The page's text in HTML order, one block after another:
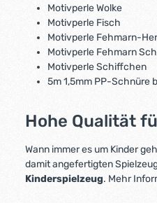
Motivperle Wolke
Motivperle Fisch
Motivperle Fehmarn-
Motivperle Fehmarn
Motivperle Schiffchen
5m 1,5mm PP-Schnüre
Hohe Qualität
Wann immer es um Kinder
damit angefertigten
Kinderspielzeug. Mehr